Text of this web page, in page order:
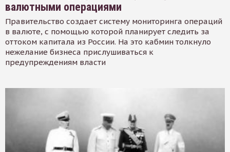
валютными операциями
Правительство создает систему мониторинга операций
в валюте, с помощью которой планирует следить за
оттоком капитала из России. На это кабмин толкнуло
нежелание бизнеса прислушиваться к
предупреждениям власти